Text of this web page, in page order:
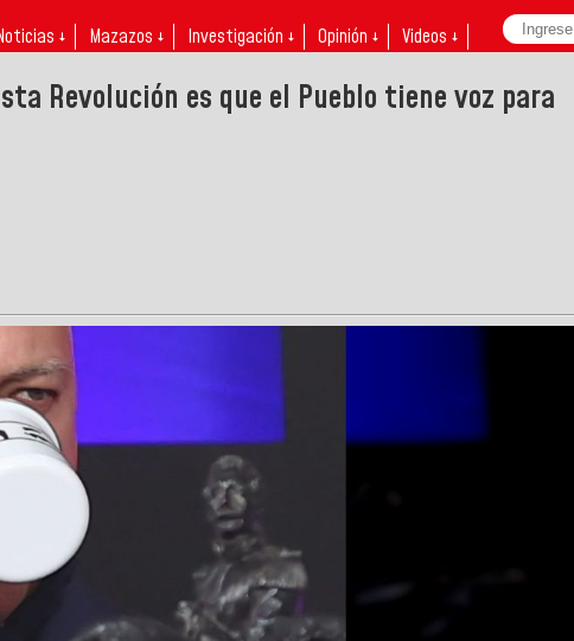
↓ Mazazos ↓ Investigación ↓ Opinión ↓ Videos ↓
Revolución es que el Pueblo tiene voz para